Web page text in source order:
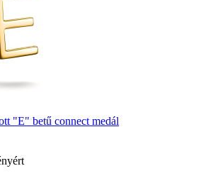
"E" betű connect medál